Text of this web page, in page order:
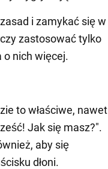
i zamykać się w
zastosować tylko
o nich więcej.
to właściwe, nawet
Jak się masz?".
aby się
dłoni.